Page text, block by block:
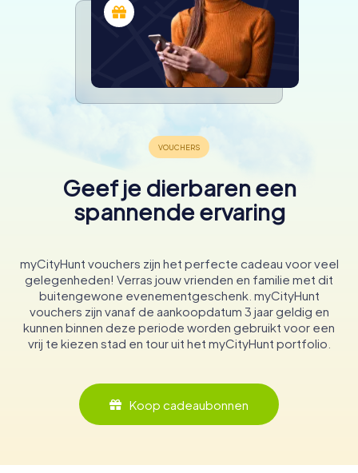
Geef je dierbaren een
spannende ervaring
myCityHunt vouchers zijn het perfecte cadeau voor veel
gelegenheden! Verras jouw vrienden en familie met dit
buitengewone evenementgeschenk. myCityHunt
vouchers zijn vanaf de aankoopdatum 3 jaar geldig en
kunnen binnen deze periode worden gebruikt voor een
vrij te kiezen stad en tour uit het myCityHunt portfolio.
Koop cadeaubonnen